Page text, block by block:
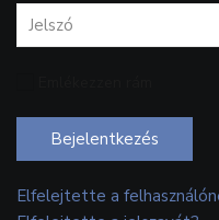
Bejelentkezés
Elfelejtette a